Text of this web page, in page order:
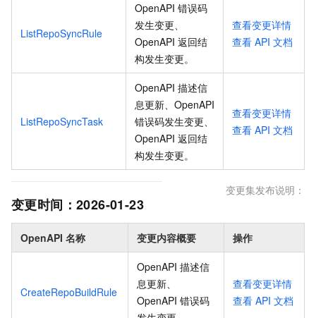
ListRepoSyncRule
OpenAPI 错误码
发生变更、
OpenAPI 返回结
构发生变更。
查看变更详情
查看 API 文档
ListRepoSyncTask
OpenAPI 描述信
息更新、OpenAPI
错误码发生变更、
OpenAPI 返回结
构发生变更。
查看变更详情
查看 API 文档
变更时间： 2026-01-23
变更集发布说明：
OpenAPI 名称 变更内容概要 操作
CreateRepoBuildRule
OpenAPI 描述信
息更新、
OpenAPI 错误码
查看变更详情
查看 API 文档